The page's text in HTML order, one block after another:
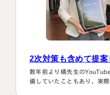
2次対策も含めて提
数年前より橘先生の
備していたこともあり、実